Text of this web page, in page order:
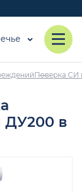
Поверка СИ
ДУ200 в